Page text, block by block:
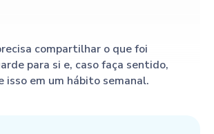
compartilhar o que foi
para si e, caso faça sentido,
isso em um hábito semanal.